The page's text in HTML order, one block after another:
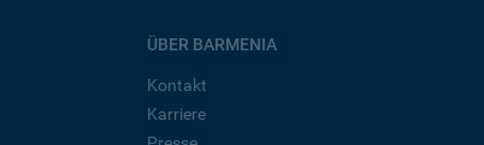
ÜBER BARMENIA
Kontakt
Karriere